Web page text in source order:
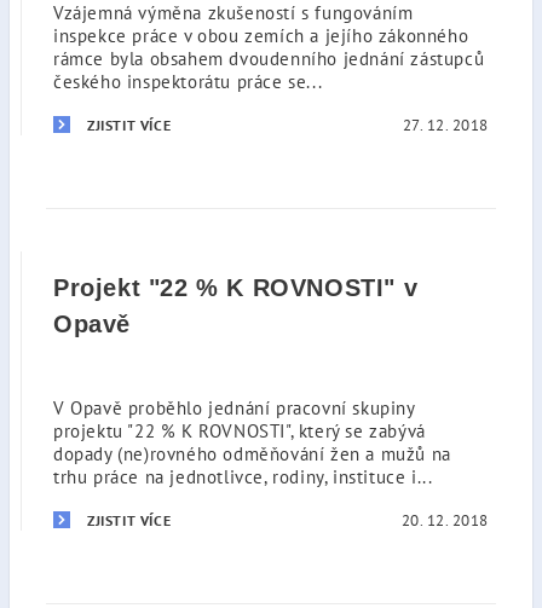
Vzájemná výměna zkušeností s fungováním
inspekce práce v obou zemích a jejího zákonného
rámce byla obsahem dvoudenního jednání zástupců
českého inspektorátu práce se...
ZJISTIT VÍCE 27. 12. 2018
Projekt "22 % K ROVNOSTI" v
Opavě
V Opavě proběhlo jednání pracovní skupiny
projektu "22 % K ROVNOSTI", který se zabývá
dopady (ne)rovného odměňování žen a mužů na
trhu práce na jednotlivce, rodiny, instituce i...
ZJISTIT VÍCE 20. 12. 2018